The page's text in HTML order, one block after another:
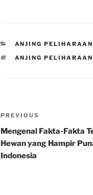
CATEGORIES
ANJING PELIHARAAN
TAGS
ANJING
Post
navigation
Previous
Post
PREVIOUS
Mengenal Fakta-Fakta
Hewan yang Hampir
Indonesia